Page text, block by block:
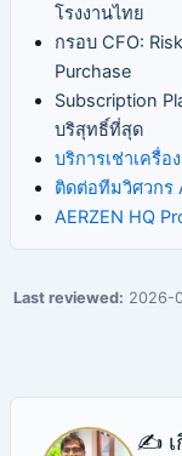
โรงงานไทย
กรอบ CFO:
Purchase
Subscription
บริสุทธิ์ที่สุด
บริการเช่าเครื่อ
ติดต่อทีมวิศวกร
AERZEN HQ
Last reviewed: 2026-
✍️ เ